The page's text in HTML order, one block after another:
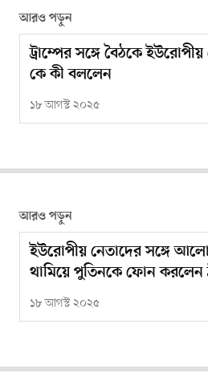
আরও পড়ুন
ট্রাম্পের সঙ্গে বৈঠকে ইউরোপীয়
কে কী বললেন
১৮ আগস্ট ২০২৫
আরও পড়ুন
ইউরোপীয় নেতাদের সঙ্গে
থামিয়ে পুতিনকে ফোন করলেন
১৮ আগস্ট ২০২৫